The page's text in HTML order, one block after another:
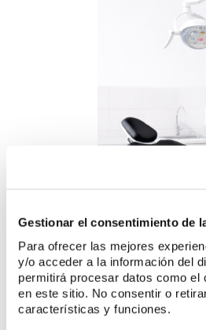
Gestionar el consentimiento de
Para ofrecer las mejores
y/o acceder a la información del
permitirá procesar datos como el
en este sitio. No consentir o
características y funciones.